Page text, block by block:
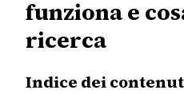
funziona e
ricerca
Indice dei